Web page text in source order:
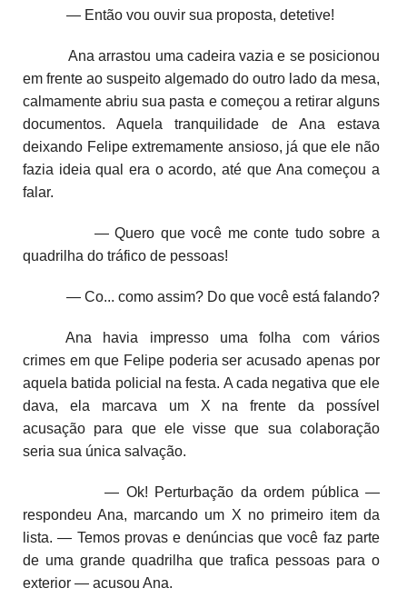
— Então vou ouvir sua proposta, detetive!
Ana arrastou uma cadeira vazia e se posicionou
em frente ao suspeito algemado do outro lado da mesa,
calmamente abriu sua pasta e começou a retirar alguns
documentos. Aquela tranquilidade de Ana estava
deixando Felipe extremamente ansioso, já que ele não
fazia ideia qual era o acordo, até que Ana começou a
falar.
— Quero que você me conte tudo sobre a
quadrilha do tráfico de pessoas!
— Co... como assim? Do que você está falando?
Ana havia impresso uma folha com vários
crimes em que Felipe poderia ser acusado apenas por
aquela batida policial na festa. A cada negativa que ele
dava, ela marcava um X na frente da possível
acusação para que ele visse que sua colaboração
seria sua única salvação.
— Ok! Perturbação da ordem pública —
respondeu Ana, marcando um X no primeiro item da
lista. — Temos provas e denúncias que você faz parte
de uma grande quadrilha que trafica pessoas para o
exterior — acusou Ana.